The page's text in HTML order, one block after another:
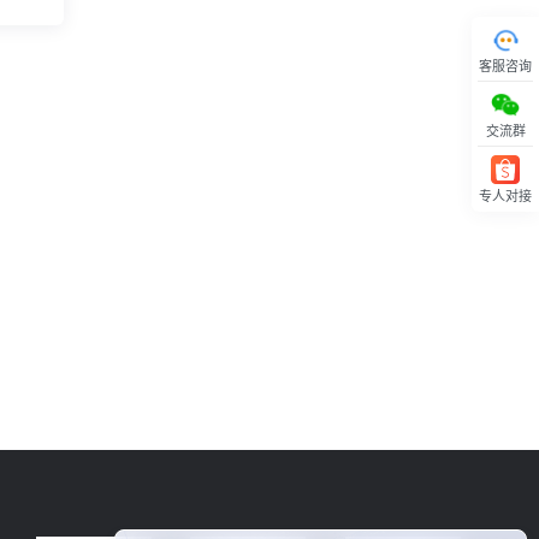
客服咨询
交流群
专人对接